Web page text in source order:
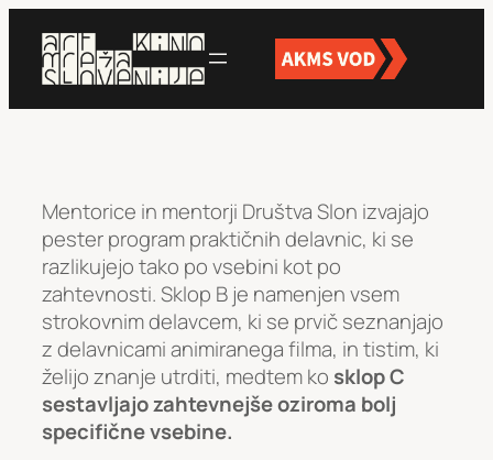
vsebino
Mentorice in mentorji Društva Slon izvajajo
pester program praktičnih delavnic, ki se
razlikujejo tako po vsebini kot po
zahtevnosti. Sklop B je namenjen vsem
strokovnim delavcem, ki se prvič seznanjajo
z delavnicami animiranega filma, in tistim, ki
želijo znanje utrditi, medtem ko sklop C
sestavljajo zahtevnejše oziroma bolj
specifične vsebine.